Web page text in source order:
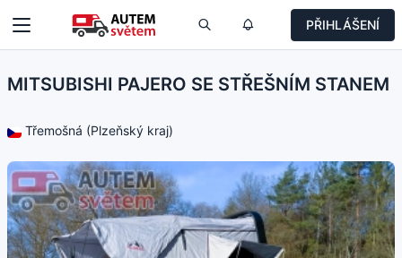
PŘIHLÁŠENÍ
MITSUBISHI PAJERO SE STŘEŠNÍM STANEM
Třemošná (Plzeňský kraj)